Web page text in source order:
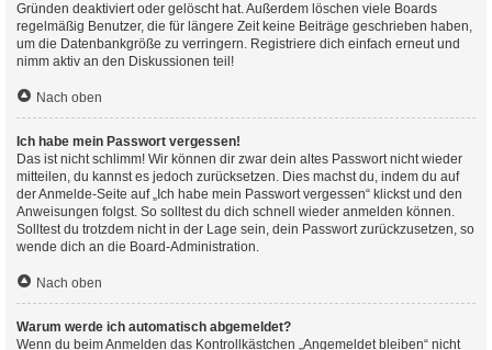
Gründen deaktiviert oder gelöscht hat. Außerdem löschen viele Boards
regelmäßig Benutzer, die für längere Zeit keine Beiträge geschrieben haben,
um die Datenbankgröße zu verringern. Registriere dich einfach erneut und
nimm aktiv an den Diskussionen teil!
Nach oben
Ich habe mein Passwort vergessen!
Das ist nicht schlimm! Wir können dir zwar dein altes Passwort nicht wieder
mitteilen, du kannst es jedoch zurücksetzen. Dies machst du, indem du auf
der Anmelde-Seite auf „Ich habe mein Passwort vergessen“ klickst und den
Anweisungen folgst. So solltest du dich schnell wieder anmelden können.
Solltest du trotzdem nicht in der Lage sein, dein Passwort zurückzusetzen, so
wende dich an die Board-Administration.
Nach oben
Warum werde ich automatisch abgemeldet?
Wenn du beim Anmelden das Kontrollkästchen „Angemeldet bleiben“ nicht